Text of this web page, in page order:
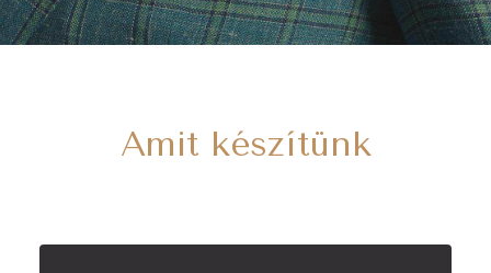
Amit készítünk